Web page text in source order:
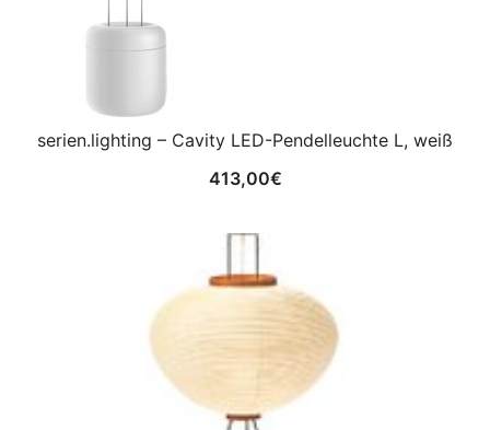
serien.lighting – Cavity LED-Pendelleuchte L, weiß
413,00€